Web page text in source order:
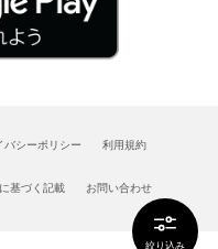
絞り込み
バシーポリシー 利用規約
基づく記載 お問い合わせ